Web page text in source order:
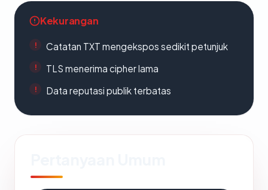
Kekurangan
Catatan TXT mengekspos sedikit petunjuk
TLS menerima cipher lama
Data reputasi publik terbatas